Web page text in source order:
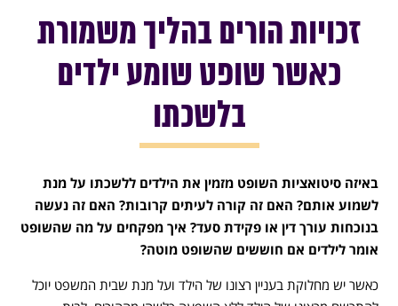
זכויות הורים בהליך משמורת
כאשר שופט שומע ילדים
בלשכתו
באיזה סיטואציות השופט מזמין את הילדים ללשכתו על מנת
לשמוע אותם? האם זה קורה לעיתים קרובות? האם זה נעשה
בנוכחות עורך דין או פקידת סעד? איך מפקחים על מה שהשופט
אומר לילדים אם חוששים שהשופט מוטה?
כאשר יש מחלוקת בעניין רצונו של הילד ועל מנת שבית המשפט יוכל